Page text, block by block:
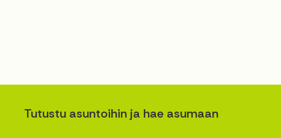
Tutustu asuntoihin ja hae asumaan